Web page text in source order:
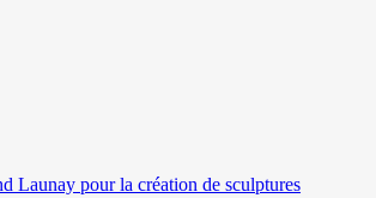
Launay pour la création de sculptures